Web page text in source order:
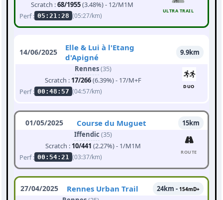
Scratch :68/1955(3.48%) - 12/M1M
Perf : 05:21:28 (05:27/km)
ULTRA TRAIL
14/06/2025
Elle & Lui à l'Etang
d'Apigné
9.9km
Rennes(35)
Scratch : 17/266(6.39%) - 17/M+F
Perf : 00:48:57 (04:57/km)
DUO
01/05/2025 Course du Muguet
15km
Iffendic (35)
Scratch : 10/441 (2.27%) - 1/M1M
Perf : 00:54:21 (03:37/km)
ROUTE
27/04/2025 Rennes Urban Trail 24km - 154mD+